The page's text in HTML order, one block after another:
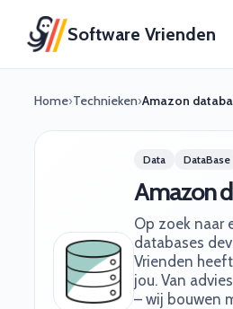
Software Vrienden
Home›Technieken›Amazon
Data DataBase
Amazon
Op zoek naar
databases
Vrienden
jou. Van
– wij bouwen